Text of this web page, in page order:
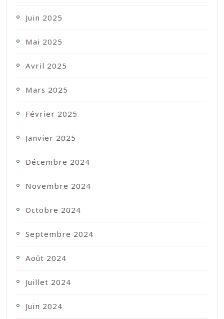
Juin 2025
Mai 2025
Avril 2025
Mars 2025
Février 2025
Janvier 2025
Décembre 2024
Novembre 2024
Octobre 2024
Septembre 2024
Août 2024
Juillet 2024
Juin 2024